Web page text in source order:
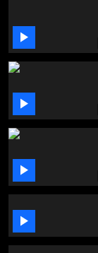



